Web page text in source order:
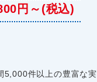
円～(税込)
5,000件以上の豊富な実